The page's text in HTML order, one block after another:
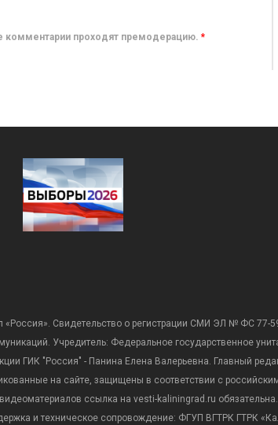
комментарии проходят премодерацию. *
«Россия». Свидетельство о регистрации СМИ ЭЛ № ФС 77-
Учредитель: Федеральное государственное
ГИК "Россия" - Панина Елена Валерьевна. Главный
на сайте, защищены в соответствии с
ссылка на vesti-kaliningrad.ru
и техническое сопровождение: ФГУП ВГТРК ГТРК